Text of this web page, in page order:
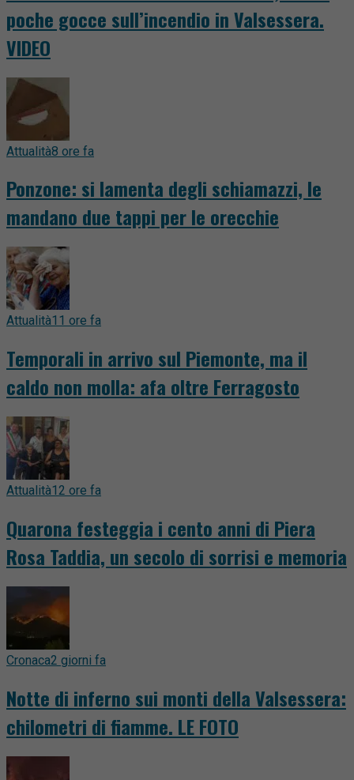
poche gocce sull’incendio in Valsessera.
VIDEO
Attualità8 ore fa
Ponzone: si lamenta degli schiamazzi, le
mandano due tappi per le orecchie
Attualità11 ore fa
Temporali in arrivo sul Piemonte, ma il
caldo non molla: afa oltre Ferragosto
Attualità12 ore fa
Quarona festeggia i cento anni di Piera
Rosa Taddia, un secolo di sorrisi e memoria
Cronaca2 giorni fa
Notte di inferno sui monti della Valsessera:
chilometri di fiamme. LE FOTO